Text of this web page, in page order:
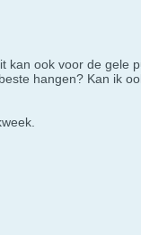
kan ook voor de gele
hangen? Kan ik